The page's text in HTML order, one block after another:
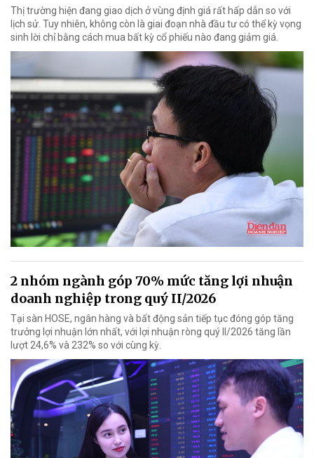
Thị trường hiện đang giao dịch ở vùng định giá rất hấp dẫn so với
lịch sử. Tuy nhiên, không còn là giai đoạn nhà đầu tư có thể kỳ vọng
sinh lời chỉ bằng cách mua bất kỳ cổ phiếu nào đang giảm giá.
2 nhóm ngành góp 70% mức tăng lợi nhuận
doanh nghiệp trong quý II/2026
Tại sàn HOSE, ngân hàng và bất động sản tiếp tục đóng góp tăng
trưởng lợi nhuận lớn nhất, với lợi nhuận ròng quý II/2026 tăng lần
lượt 24,6% và 232% so với cùng kỳ.